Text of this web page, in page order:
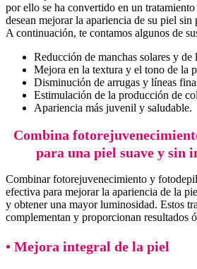
por ello se ha convertido en un
desean mejorar la apariencia de su piel
A continuación, te contamos algunos de
Reducción de manchas solares y de
Mejora en la textura y el tono de la
Disminución de arrugas y líneas
Estimulación de la producción de
Apariencia más juvenil y saludable.
Combina
para una piel suave y sin
Combinar fotorejuvenecimiento y
efectiva para mejorar la apariencia de la
y obtener una mayor luminosidad. Estos
complementan y proporcionan resultados
• Mejora integral de la piel